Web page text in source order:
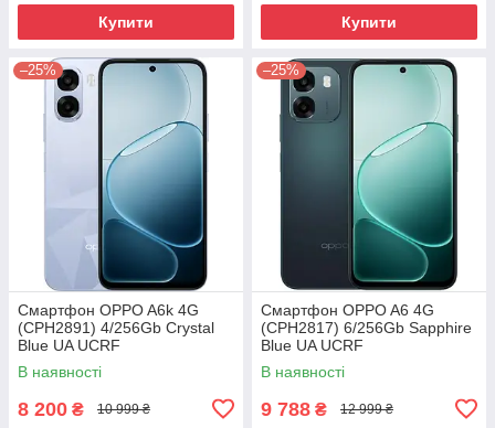
Купити Купити
–25%
Смартфон OPPO A6k 4G
(CPH2891) 4/256Gb Crystal
Blue UA UCRF
В наявності
8 200 ₴ 10 999 ₴
–25%
Смартфон OPPO A6 4G
(CPH2817) 6/256Gb Sapphire
Blue UA UCRF
В наявності
9 788 ₴ 12 999 ₴